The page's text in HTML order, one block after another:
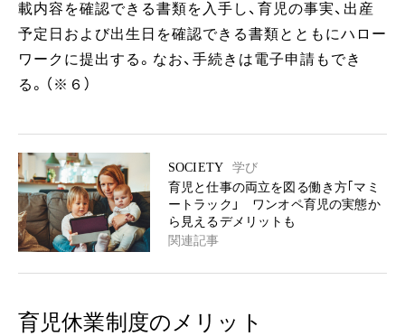
載内容を確認できる書類を入手し、育児の事実、出産
予定日および出生日を確認できる書類とともにハロー
ワークに提出する。なお、手続きは電子申請もでき
る。（※６）
SOCIETY
学び
育児と仕事の両立を図る働き方｢マミ
ートラック」 ワンオペ育児の実態か
ら見えるデメリットも
関連記事
育児休業制度のメリット